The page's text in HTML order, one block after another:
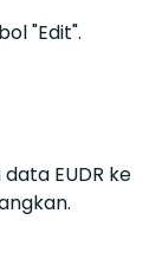
"Edit".
EUDR ke